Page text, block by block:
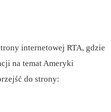
internetowej RTA, gdzie
na temat Ameryki
do strony: